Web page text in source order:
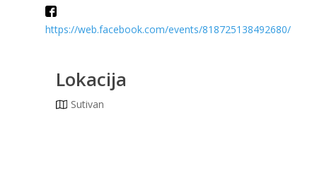
https://web.facebook.com/events/818725138492680/
Lokacija
Sutivan